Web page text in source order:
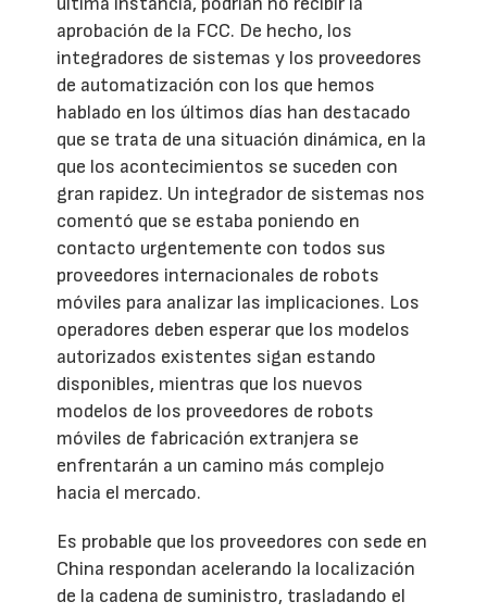
aprobación de la FCC. De hecho, los
integradores de sistemas y los proveedores
de automatización con los que hemos
hablado en los últimos días han destacado
que se trata de una situación dinámica, en la
que los acontecimientos se suceden con
gran rapidez. Un integrador de sistemas nos
comentó que se estaba poniendo en
contacto urgentemente con todos sus
proveedores internacionales de robots
móviles para analizar las implicaciones. Los
operadores deben esperar que los modelos
autorizados existentes sigan estando
disponibles, mientras que los nuevos
modelos de los proveedores de robots
móviles de fabricación extranjera se
enfrentarán a un camino más complejo
hacia el mercado.
Es probable que los proveedores con sede en
China respondan acelerando la localización
de la cadena de suministro, trasladando el